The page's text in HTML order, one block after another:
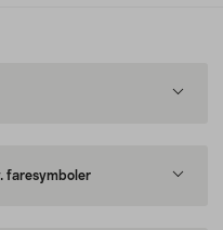
faresymboler